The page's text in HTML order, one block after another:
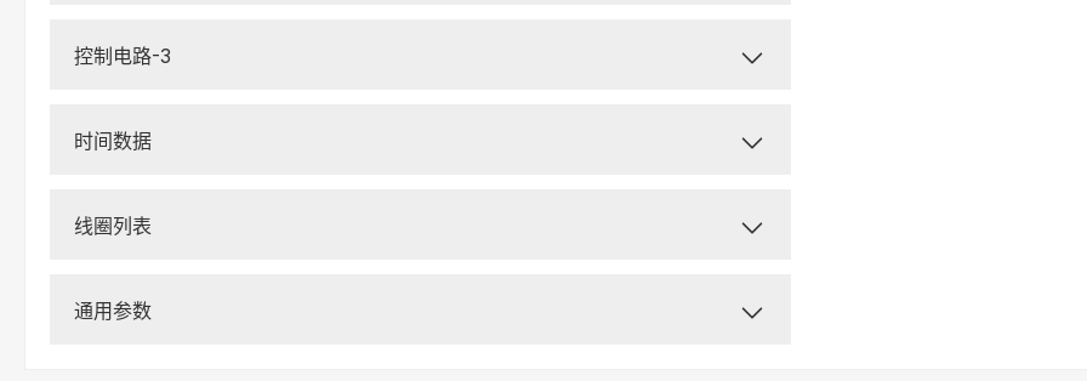
控制电路-3
时间数据
线圈列表
通用参数